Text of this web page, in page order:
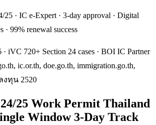
· IC e-Expert · 3-day approval · Digital
· 99% renewal success
iVC 720+ Section 24 cases · BOI IC Partner
ic.or.th, doe.go.th, immigration.go.th,
งทุน 2520
25 Work Permit Thailand
Window 3-Day Track